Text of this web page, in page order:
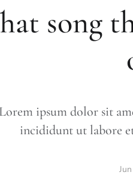
song
Lorem ipsum dolor sit
incididunt ut labore